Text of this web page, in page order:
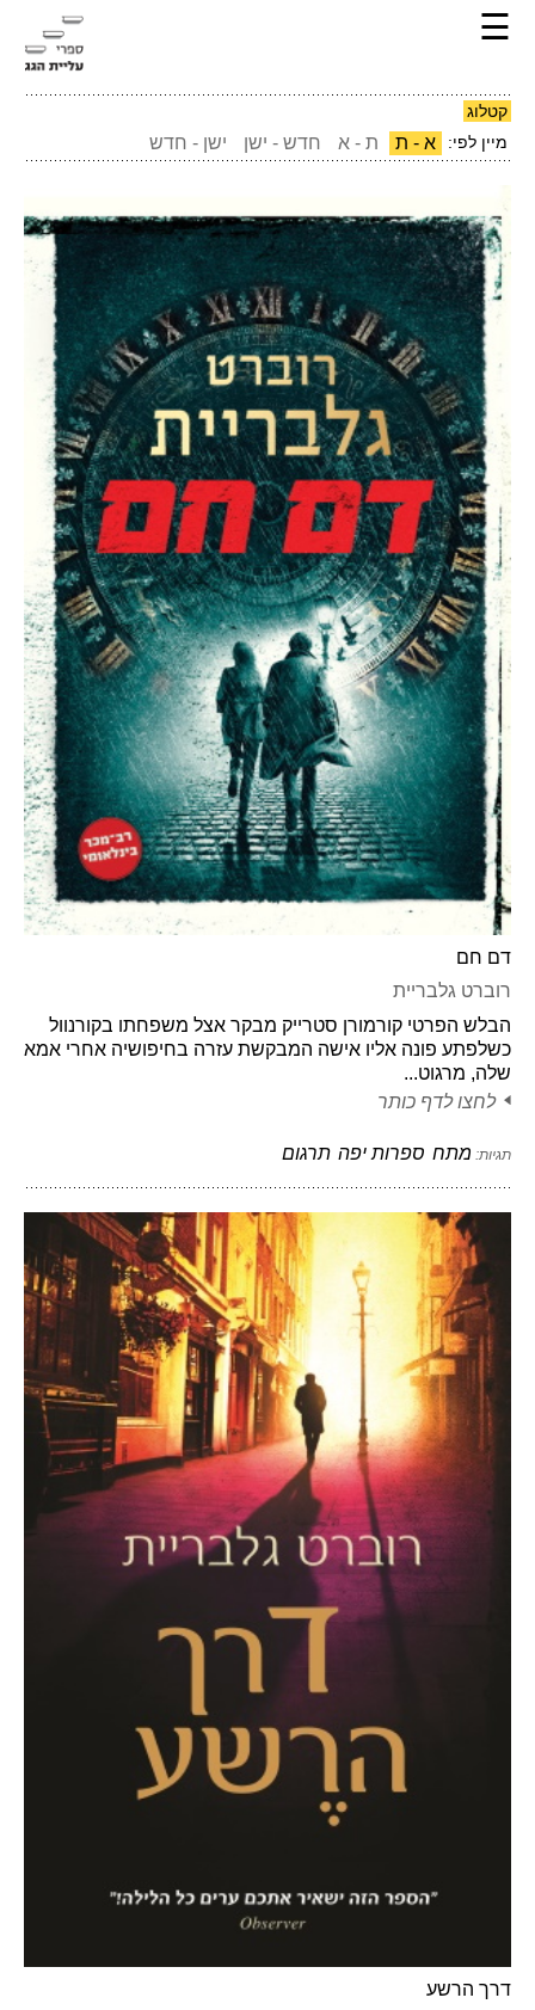
☰
קטלוג
מיין לפי:
א - ת ת - א חדש - ישן ישן - חדש
דם חם
רוברט גלבריית
הבלש הפרטי קורמורן סטרייק מבקר אצל משפחתו בקורנוול
כשלפתע פונה אליו אישה המבקשת עזרה בחיפושיה אחרי אמא
שלה, מרגוט...
לחצו לדף כותר
תגיות: מתח ספרות יפה תרגום
דרך הרשע